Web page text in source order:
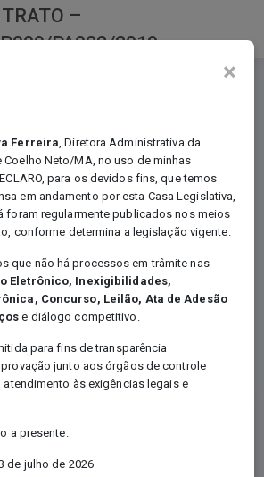
de ferramentas
–
PA022/2019
em:
Home
- Contratos
PA022/2019
nº 12.527/2011, e conhecida
direito, previsto na Constituição,
×
Ferreira, Diretora Administrativa da
Coelho Neto/MA, no uso de minhas
para os devidos fins, que temos
em andamento por esta Casa Legislativa,
foram regularmente publicados nos meios
conforme determina a legislação vigente.
que não há processos em trâmite nas
Eletrônico, Inexigibilidades,
Concurso, Leilão, Ata de Adesão
e diálogo competitivo.
para fins de transparência
junto aos órgãos de controle
atendimento às exigências legais e
a presente.
de julho de 2026